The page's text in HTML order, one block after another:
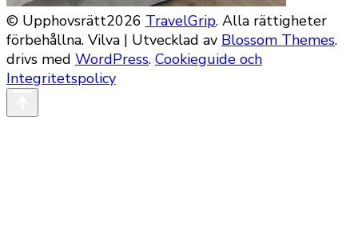
© Upphovsrätt2026 TravelGrip. Alla rättigheter
förbehållna. Vilva | Utvecklad av Blossom Themes.
drivs med WordPress. Cookieguide och
Integritetspolicy